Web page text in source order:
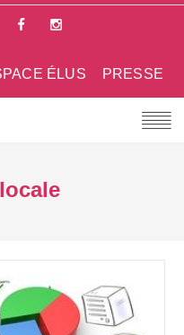
PRESSE
ÉLUS